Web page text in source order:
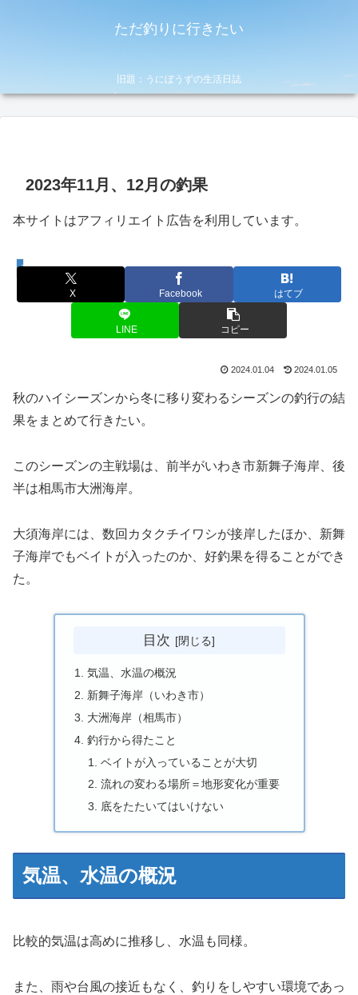
ただ釣りに行きたい
旧題：うにぼうずの生活日誌
2023年11月、12月の釣果
本サイトはアフィリエイト広告を利用しています。
考察・やり方
X Facebook はてブ
LINE コピー
2024.01.04 2024.01.05
秋のハイシーズンから冬に移り変わるシーズンの釣行の結
果をまとめて行きたい。
このシーズンの主戦場は、前半がいわき市新舞子海岸、後
半は相馬市大洲海岸。
大須海岸には、数回カタクチイワシが接岸したほか、新舞
子海岸でもベイトが入ったのか、好釣果を得ることができ
た。
目次
気温、水温の概況
新舞子海岸（いわき市）
大洲海岸（相馬市）
釣行から得たこと
ベイトが入っていることが大切
流れの変わる場所＝地形変化が重要
底をたたいてはいけない
気温、水温の概況
比較的気温は高めに推移し、水温も同様。
また、雨や台風の接近もなく、釣りをしやすい環境であっ